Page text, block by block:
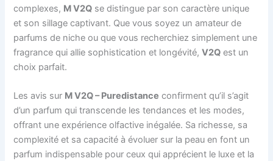
complexes, M V2Q se distingue par son caractère unique
et son sillage captivant. Que vous soyez un amateur de
parfums de niche ou que vous recherchiez simplement une
fragrance qui allie sophistication et longévité,V2Q est un
choix parfait.
Les avis sur M V2Q – Puredistance confirment qu’il s’agit
d’un parfum qui transcende les tendances et les modes,
offrant une expérience olfactive inégalée. Sa richesse, sa
complexité et sa capacité à évoluer sur la peau en font un
parfum indispensable pour ceux qui apprécient le luxe et la